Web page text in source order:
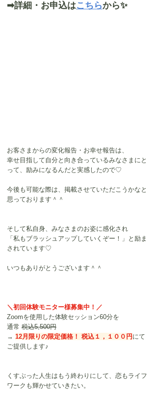
➡詳細・お申込はこちらから✨
お客さまからの変化報告・お幸せ報告は、
幸せ目指して自分と向き合っているみなさまにと
って、励みになるんだと実感したので♡
今後も可能な際は、掲載させていただこうかなと
思っております＾＾
そして私自身、みなさまのお姿に感化され
「私もブラッシュアップしていくぞー！」と励ま
されています♡
いつもありがとうございます＾＾
＼初回体験モニター様募集中！／
Zoomを使用した体験セッション60分を
通常 税込5,500円
→ 12月限りの限定価格！ 税込１，１００円 にて
ご提供します♪
くすぶった人生はもう終わりにして、恋もライフ
ワークも輝かせていきたい。